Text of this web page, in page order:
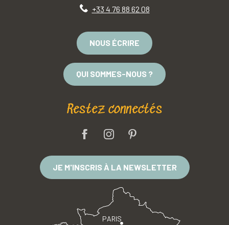
+33 4 76 88 62 08
NOUS ÉCRIRE
QUI SOMMES-NOUS ?
Restez connectés
JE M'INSCRIS À LA NEWSLETTER
PARIS